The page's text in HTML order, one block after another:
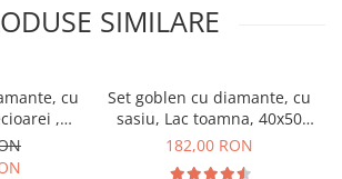
SIMILARE
cu
,
Set goblen cu diamante, cu
sasiu, Lac toamna, 40x50
cm
182,00 RON